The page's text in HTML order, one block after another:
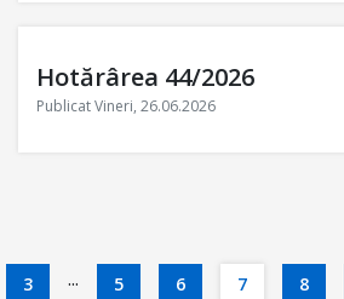
Hotărârea 44/2026
Publicat Vineri, 26.06.2026
3 ... 5 6 7 8